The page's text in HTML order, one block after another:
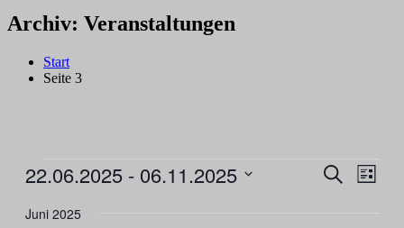
Archiv: Veranstaltungen
Start
Seite 3
Veranstaltungen Suche
Liste
22.06.2025 - 06.11.2025
wählen.
Juni 2025